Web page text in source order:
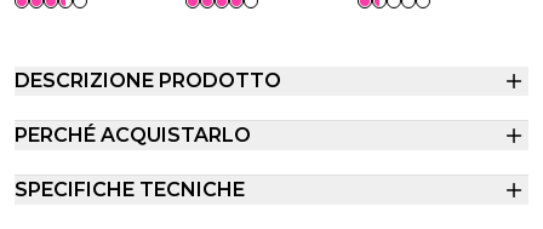
DESCRIZIONE PRODOTTO
PERCHÉ ACQUISTARLO
SPECIFICHE TECNICHE